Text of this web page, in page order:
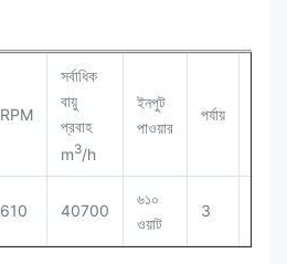
RPM
সর্বাধিক
বায়ু
প্রবাহ
m3/h
ইনপুট
পাওয়ার
পর্যায়
610 40700
৬১০
ওয়াট
3